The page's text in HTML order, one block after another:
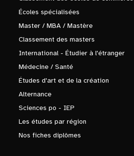
Écoles spécialisées
Master / MBA / Mastère
Classement des masters
International - Étudier à l'étranger
Médecine / Santé
Études d'art et de la création
Alternance
Sciences po - IEP
Les études par région
Nos fiches diplômes